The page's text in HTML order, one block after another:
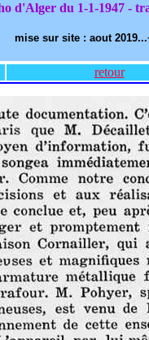
d'Alger du 1-1-1947 -
mise sur site : aout
retour